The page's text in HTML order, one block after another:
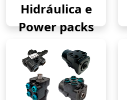
Hidráulica e
Power packs